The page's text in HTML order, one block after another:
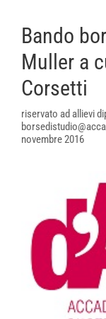
Bando
Muller a
Corsetti
riservato ad allievi
novembre 2016